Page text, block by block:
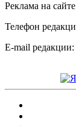
Реклама на
Телефон
E-mail редакции: